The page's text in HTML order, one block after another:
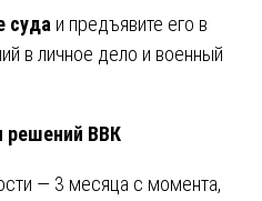
суда и предъявите его в
в личное дело и военный
решений ВВК
— 3 месяца с момента,